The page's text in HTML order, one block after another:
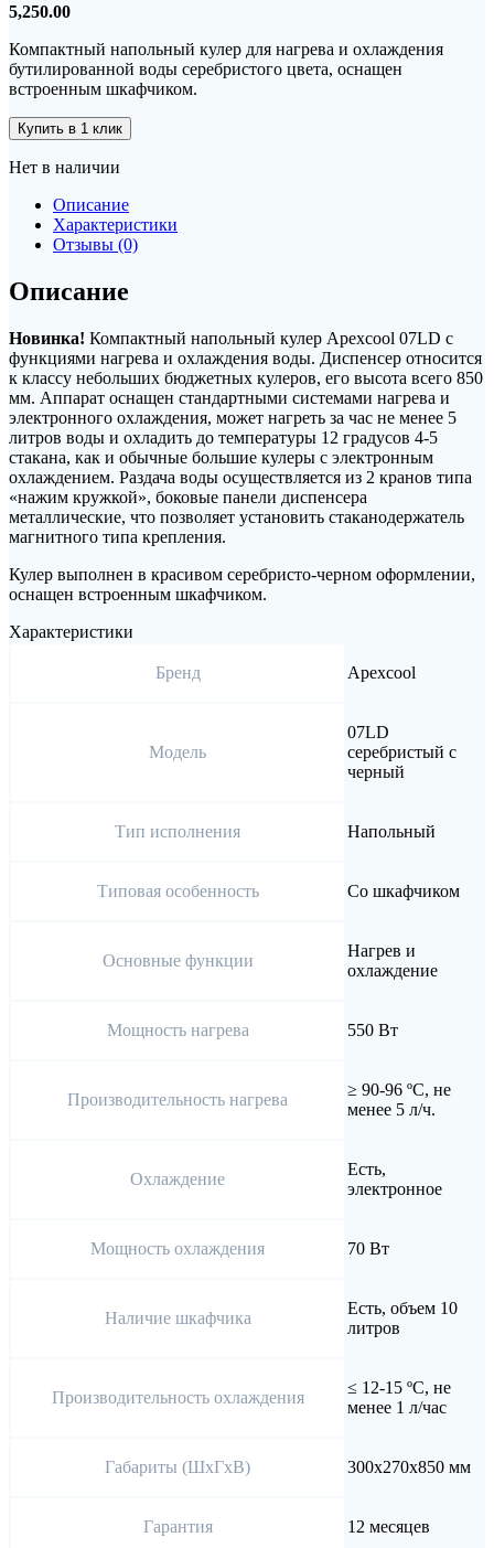
5,250.00
Компактный напольный кулер для нагрева и охлаждения
бутилированной воды серебристого цвета, оснащен
встроенным шкафчиком.
Купить в 1 клик
Нет в наличии
Описание
Характеристики
Отзывы (0)
Описание
Новинка! Компактный напольный кулер Apexcool 07LD с
функциями нагрева и охлаждения воды. Диспенсер относится
к классу небольших бюджетных кулеров, его высота всего 850
мм. Аппарат оснащен стандартными системами нагрева и
электронного охлаждения, может нагреть за час не менее 5
литров воды и охладить до температуры 12 градусов 4-5
стакана, как и обычные большие кулеры с электронным
охлаждением. Раздача воды осуществляется из 2 кранов типа
«нажим кружкой», боковые панели диспенсера
металлические, что позволяет установить стаканодержатель
магнитного типа крепления.
Кулер выполнен в красивом серебристо-черном оформлении,
оснащен встроенным шкафчиком.
Характеристики
Бренд Apexcool
Модель
07LD
серебристый с
черный
Тип исполнения Напольный
Типовая особенность Со шкафчиком
Основные функции
Нагрев и
охлаждение
Мощность нагрева 550 Вт
Производительность нагрева
≥ 90-96 ºС, не
менее 5 л/ч.
Охлаждение
Есть,
электронное
Мощность охлаждения 70 Вт
Наличие шкафчика
Есть, объем 10
литров
Производительность охлаждения
≤ 12-15 ºС, не
менее 1 л/час
Габариты (ШхГхВ) 300х270х850 мм
Гарантия 12 месяцев